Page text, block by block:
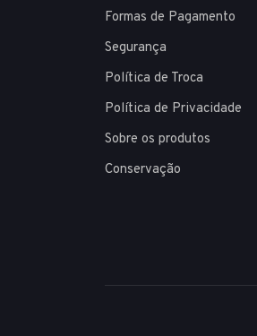
Formas de Pagamento
Segurança
Política de Troca
Política de Privacidade
Sobre os produtos
Conservação